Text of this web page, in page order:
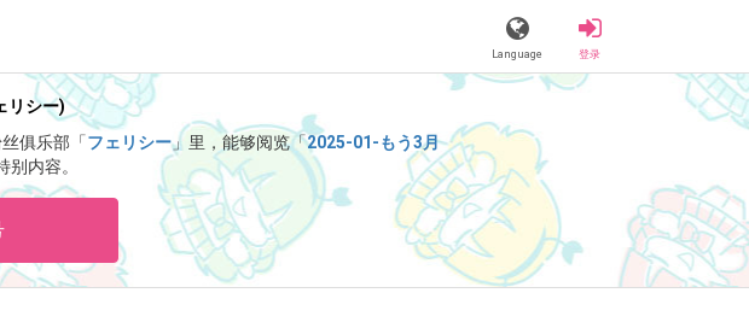
Language 登录
リシー)
俱乐部「フェリシー」里，能够阅览「2025-01-もう3月
别内容。